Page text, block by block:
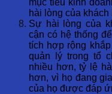
mục tiêu kinh
hài lòng của
Sự hài lòng của
cận có hệ thống
tích hợp rộng
quản lý trong tổ
nhiều hơn, tỷ lệ
hơn, vì họ đang
của họ được đáp